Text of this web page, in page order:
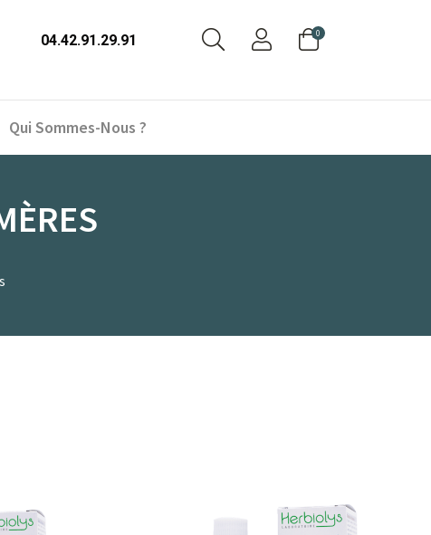
04.42.91.29.91 0
Qui Sommes-Nous ?